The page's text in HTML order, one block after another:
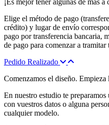
¡Es mejor tener algunas de más a
Elige el método de pago
crédito) y lugar de envío
pago por transferencia bancaria,
de pago para comenzar a
Pedido Realizado
Comenzamos el diseño.
En nuestro estudio te
con vuestros datos o alguna
cualquier modelo.